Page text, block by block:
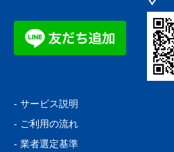
- サービス説明
- ご利用の流れ
- 業者選定基準